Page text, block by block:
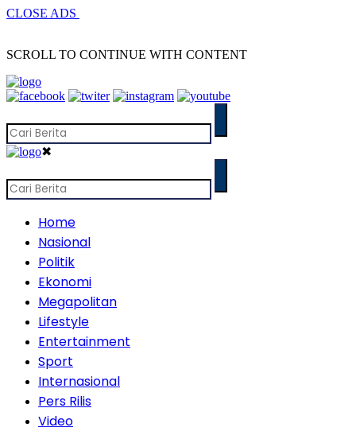
CLOSE ADS
SCROLL TO CONTINUE WITH CONTENT
✖
Home
Nasional
Politik
Ekonomi
Megapolitan
Lifestyle
Entertainment
Sport
Internasional
Pers Rilis
Video